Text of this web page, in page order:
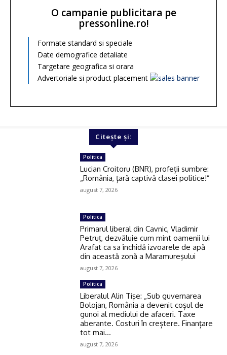
O campanie publicitara pe
pressonline.ro!
Formate standard si speciale
Date demografice detaliate
Targetare geografica si orara
Advertoriale si product placement
Citește și:
Politica
Lucian Croitoru (BNR), profeții sumbre:
„România, țară captivă clasei politice!”
august 7, 2026
Politica
Primarul liberal din Cavnic, Vladimir
Petruţ, dezvăluie cum mint oamenii lui
Arafat ca sa închidă izvoarele de apă
din această zonă a Maramureşului
august 7, 2026
Politica
Liberalul Alin Tişe: „Sub guvernarea
Bolojan, România a devenit coșul de
gunoi al mediului de afaceri. Taxe
aberante. Costuri în creștere. Finanțare
tot mai...
august 7, 2026